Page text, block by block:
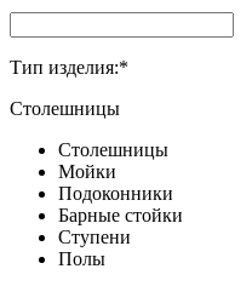
Тип изделия:*
Столешницы
Столешницы
Мойки
Подоконники
Барные стойки
Ступени
Полы